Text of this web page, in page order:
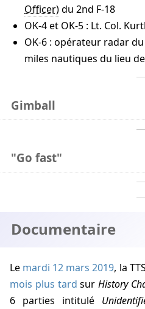
du 2nd F-18
OK-4 et OK-5 : Lt. Col.
OK-6 : opérateur radar
miles nautiques du lieu
Gimball
"Go fast"
Documentaire
Le mardi 12 mars 2019, la
mois plus tard sur History
6 parties intitulé